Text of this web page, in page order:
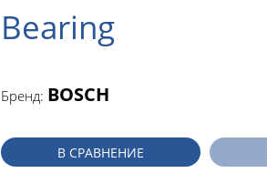
Bearing
Бренд: BOSCH
В СРАВНЕНИЕ